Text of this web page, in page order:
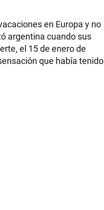
en Europa y no
argentina cuando sus
el 15 de enero de
que había tenido